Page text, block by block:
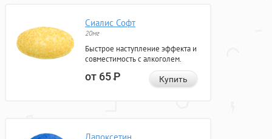
Сиалис Софт
20мг
Быстрое наступление эффекта и
совместимость с алкоголем.
от 65Р Купить